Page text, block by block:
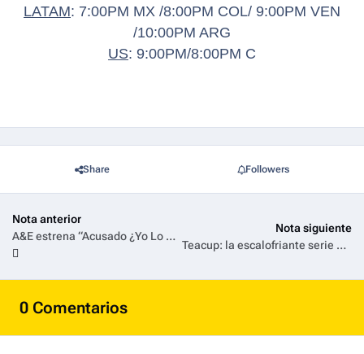
LATAM: 7:00PM MX /8:00PM COL/ 9:00PM VEN
/10:00PM ARG
US: 9:00PM/8:00PM C
Share Followers
Nota anterior
A&E estrena “Acusado ¿Yo Lo Hice?”: una mirada intensa al límite de la justicia
Nota siguiente
Teacup: la escalofriante serie de terror de los creadores de Saw y El Conjuro, llega a Universal+
0 Comentarios